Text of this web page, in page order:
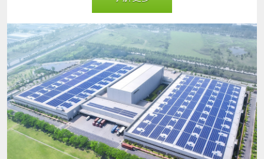
Green
Power
Industry-
20210914.jpg